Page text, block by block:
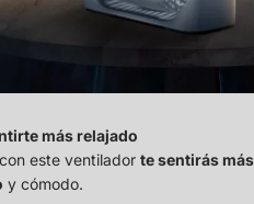
más relajado
este ventilador te sentirás más
y cómodo.